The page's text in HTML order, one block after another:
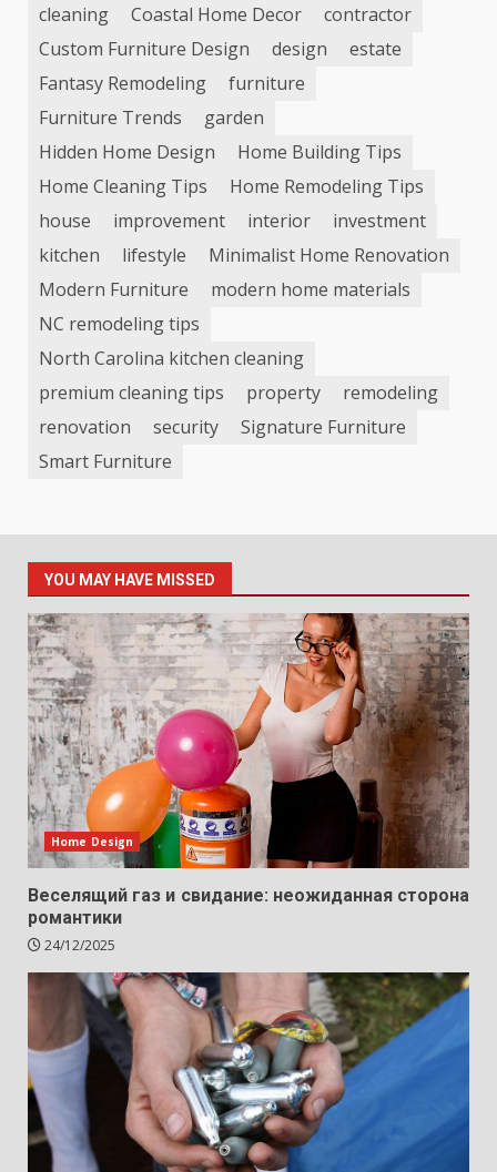
cleaning Coastal Home Decor
contractor
Custom Furniture Design
design
estate
Fantasy Remodeling
furniture
Furniture Trends
garden
Hidden Home Design
Home Building Tips
Home Cleaning Tips
Home Remodeling Tips
house
improvement interior
investment
kitchen
lifestyle
Minimalist Home Renovation
Modern Furniture
modern home materials
NC remodeling tips
North Carolina kitchen cleaning
premium cleaning tips
property
remodeling
renovation
security
Signature Furniture
Smart Furniture
YOU MAY HAVE MISSED
Home Design
Веселящий газ и свидание: неожиданная сторона
романтики
24/12/2025